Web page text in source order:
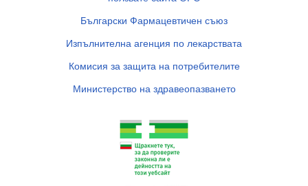
Български Фармацевтичен съюз
Изпълнителна агенция по лекарствата
Комисия за защита на потребителите
Министерство на здравеопазването